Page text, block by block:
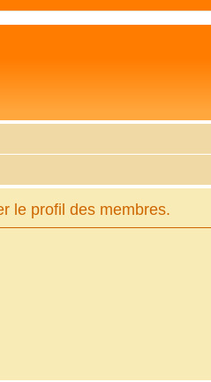
le profil des membres.